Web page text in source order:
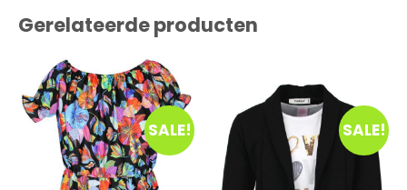
Gerelateerde producten
SALE! SALE!